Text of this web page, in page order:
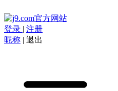
登录 | 注册
昵称 | 退出